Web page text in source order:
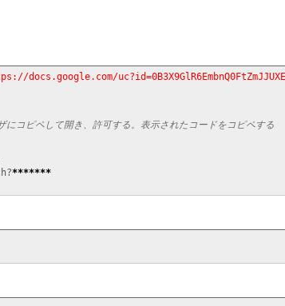
docs.google.com/
コピペして開き、許可する。表示されたコードをコピペする
*******